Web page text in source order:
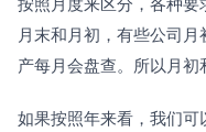
月末和月初，有些公司
产每月会盘查。所以月初
如果按照年来看，我们